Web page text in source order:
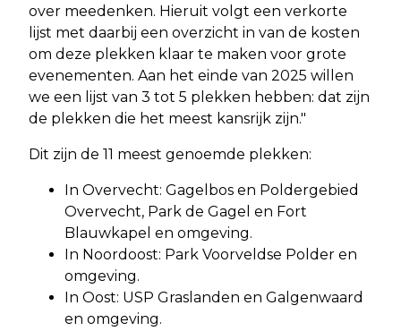
over meedenken. Hieruit volgt een verkorte
lijst met daarbij een overzicht in van de kosten
om deze plekken klaar te maken voor grote
evenementen. Aan het einde van 2025 willen
we een lijst van 3 tot 5 plekken hebben: dat zijn
de plekken die het meest kansrijk zijn."
Dit zijn de 11 meest genoemde plekken:
In Overvecht: Gagelbos en Poldergebied
Overvecht, Park de Gagel en Fort
Blauwkapel en omgeving.
In Noordoost: Park Voorveldse Polder en
omgeving.
In Oost: USP Graslanden en Galgenwaard
en omgeving.